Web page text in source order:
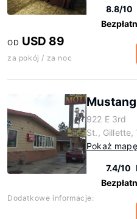
8.8/10
OD USD 89
za pokój / za noc
922 E 3rd
St., Gillette,
Pokaż mapę
7.4/10
Dodatkowe informacje: